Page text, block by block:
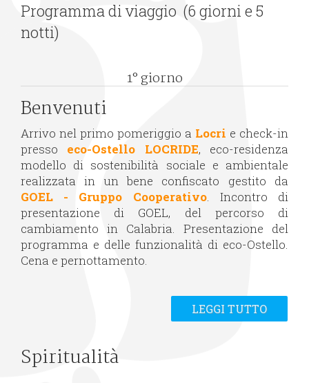
Programma di viaggio (6 giorni e 5
notti)
1° giorno
Benvenuti
Arrivo nel primo pomeriggio a Locri e check-in
presso eco-Ostello LOCRIDE, eco-residenza
modello di sostenibilità sociale e ambientale
realizzata in un bene confiscato gestito da
GOEL - Gruppo Cooperativo. Incontro di
presentazione di GOEL, del percorso di
cambiamento in Calabria. Presentazione del
programma e delle funzionalità di eco-Ostello.
Cena e pernottamento.
LEGGI TUTTO
Spiritualità